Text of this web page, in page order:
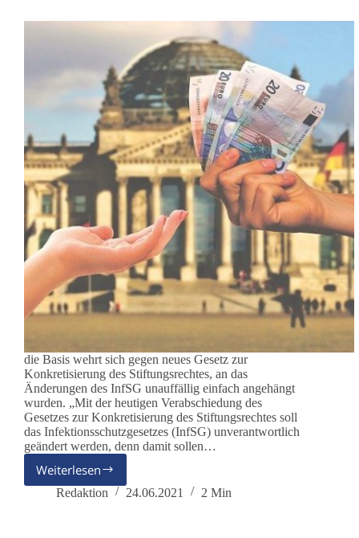
die Basis wehrt sich gegen neues Gesetz zur
Konkretisierung des Stiftungsrechtes, an das
Änderungen des InfSG unauffällig einfach angehängt
wurden. „Mit der heutigen Verabschiedung des
Gesetzes zur Konkretisierung des Stiftungsrechtes soll
das Infektionsschutzgesetzes (InfSG) unverantwortlich
geändert werden, denn damit sollen…
WeiterlesenEpidemische
Lage
Redaktion 24.06.2021 2 Min